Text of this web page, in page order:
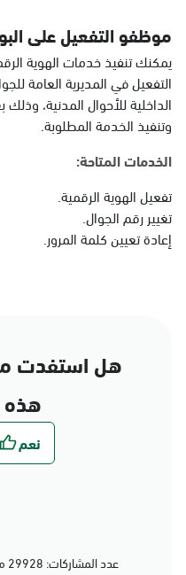
الدمام,
الأحد - الخميس
التوجه
التوجه
مول
موظفو التفعيل على
يمكنك تنفيذ خدمات الهوية
التفعيل في المديرية العامة
الداخلية للأحوال المدنية،
وتنفيذ الخدمة المطلوبة.
الخدمات المتاحة:
تفعيل الهوية الرقمية.
تغيير رقم الجوال.
إعادة تعيين كلمة المرور.
هل استفدت
عدد المشاركات: 29928 مشاركة (88%) أعجبهم المحتوى